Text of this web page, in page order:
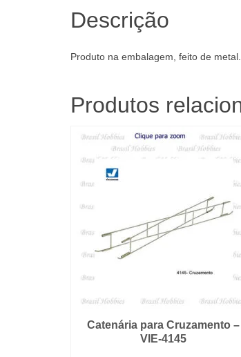
Descrição
Produto na embalagem, feito de
Produtos
Catenária para Cruzamento –
VIE-4145